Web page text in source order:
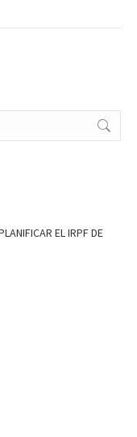
EL IRPF DE